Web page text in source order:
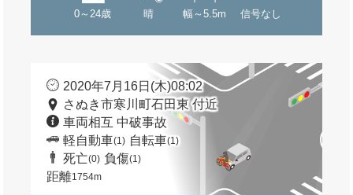
0～24歳 晴 幅～5.5m 信号なし
2020年7月16日(木)08:02
さぬき市寒川町石田東 付近
車両相互 中破事故
軽自動車(1) 自転車(1)
死亡(0) 負傷(1)
距離1754m